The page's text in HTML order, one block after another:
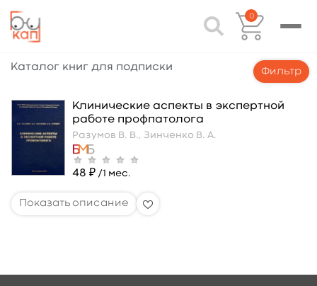
0
Каталог книг для подписки Фильтр
Клинические аспекты в экспертной
работе профпатолога
Разумов В. В., Зинченко В. А.
48 ₽ /1 мес.